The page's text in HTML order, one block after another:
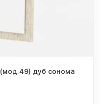
дуб сонома